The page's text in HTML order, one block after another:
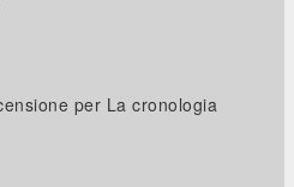
per La cronologia